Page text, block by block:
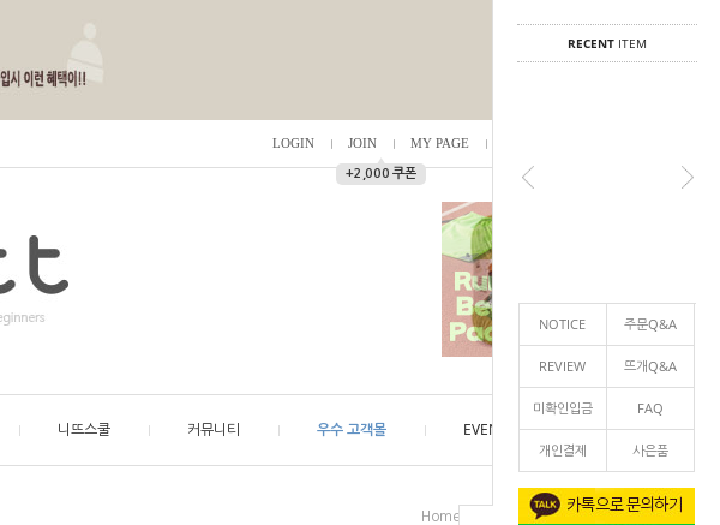
RECENTITEM
NOTICE 주문Q&A
REVIEW 뜨개Q&A
미확인입금 FAQ
개인결제 사은품
LOGIN
JOIN
▲
+2,000 쿠폰
MY PAGE
니뜨스쿨 커뮤니티 우수 고객몰 EVENT
Home 실(분류별)>3.5~5.5mm